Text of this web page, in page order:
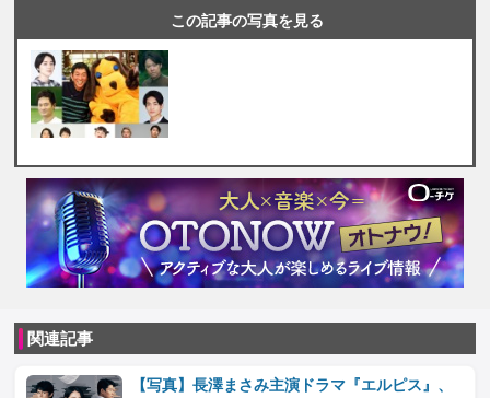
この記事の写真を見る
関連記事
【写真】長澤まさみ主演ドラマ『エルピス』、